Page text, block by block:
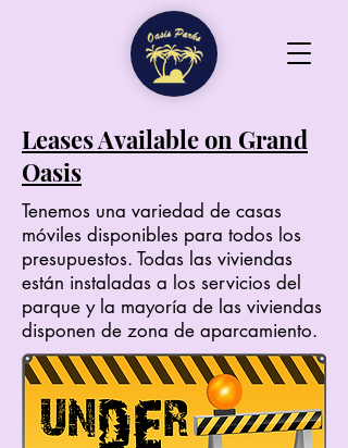
Leases Available on Grand
Oasis
Tenemos una variedad de casas
móviles disponibles para todos los
presupuestos. Todas las viviendas
están instaladas a los servicios del
parque y la mayoría de las viviendas
disponen de zona de aparcamiento.